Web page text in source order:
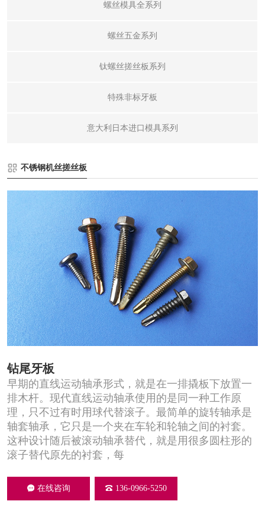
螺丝模具全系列
螺丝五金系列
钛螺丝搓丝板系列
特殊非标牙板
意大利日本进口模具系列
不锈钢机丝搓丝板
钻尾牙板
早期的直线运动轴承形式，就是在一排撬板下放置一
排木杆。现代直线运动轴承使用的是同一种工作原
理，只不过有时用球代替滚子。最简单的旋转轴承是
轴套轴承，它只是一个夹在车轮和轮轴之间的衬套。
这种设计随后被滚动轴承替代，就是用很多圆柱形的
滚子替代原先的衬套，每
在线咨询 136-0966-5250